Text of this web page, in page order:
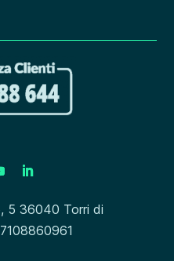
5 36040 Torri di